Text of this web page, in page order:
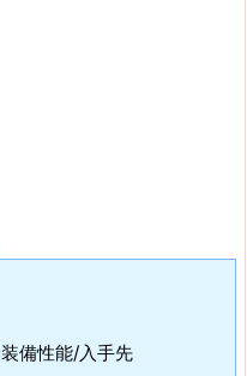
装備性能/入手先